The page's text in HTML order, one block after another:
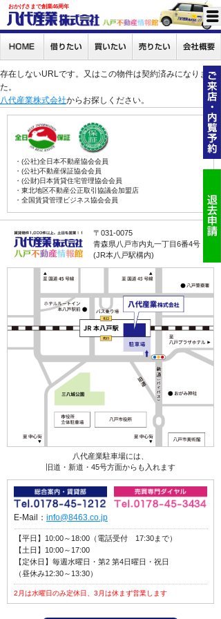
おかげさまで創業46周年
存在しないURLです。又はこの物件は契約済みになりまし
た。
八代産業株式会社からお探しください。
・(公社)全日本不動産協会会員
・(公社)不動産保証協会会員
・(公財)日本賃貸住宅管理協会会員
・東北地区不動産公正取引協議会加盟店
・全国賃貸管理ビジネス協会会員
〒031-0075
青森県八戸市内丸一丁目6番4号
(JR本八戸駅構内)
八代産業駐車場には、
旧道・新道・45号方面からも入れます
E-Mail： info@8463.co.jp
【平日】10:00～18:00（電話受付 17:30まで）
【土日】10:00～17:00
【定休日】毎週水曜日・第2 第4日曜日・祝日
（昼休み12:30～13:30）
2月は水曜日のみ定休日、3月は休まず営業します